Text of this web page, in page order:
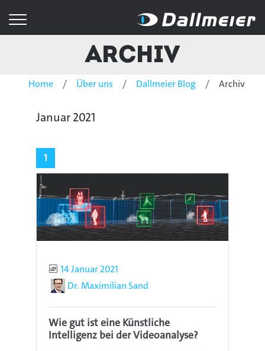
Archiv
Home Über uns Dallmeier Blog Archiv
Januar 2021
1
Publiziert
14 Januar 2021
AutorDr. Maximilian Sand
Wie gut ist eine Künstliche
Intelligenz bei der Videoanalyse?